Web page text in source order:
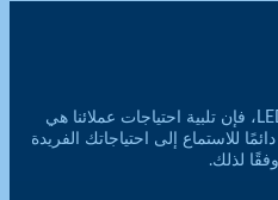
بصفتنا مورّدًا متخصصًا في إضاءة LED، فإن تلبية احتياجات عملائنا هي
للاستماع إلى احتياجاتك الفريدة
لذلك.